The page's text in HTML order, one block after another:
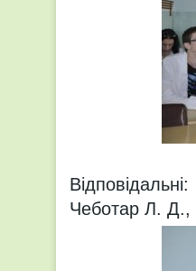
Відповідальні:
Чеботар Л.